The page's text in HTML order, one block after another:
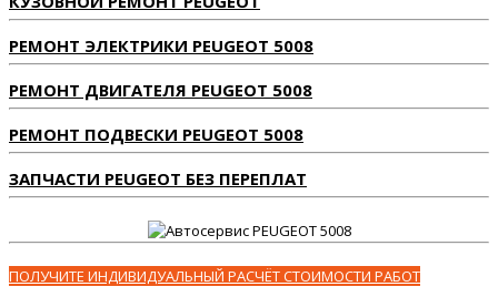
РЕМОНТ ЭЛЕКТРИКИ PEUGEOT 5008
РЕМОНТ ДВИГАТЕЛЯ PEUGEOT 5008
РЕМОНТ ПОДВЕСКИ PEUGEOT 5008
ЗАПЧАСТИ PEUGEOT БЕЗ ПЕРЕПЛАТ
ПОЛУЧИТЕ ИНДИВИДУАЛЬНЫЙ РАСЧЁТ СТОИМОСТИ РАБОТ